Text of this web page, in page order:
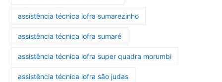
assistência técnica lofra sumarezinho
assistência técnica lofra sumaré
assistência técnica lofra super quadra morumbi
assistência técnica lofra são judas